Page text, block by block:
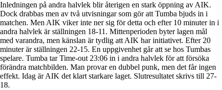
Inledningen på andra halvlek blir återigen en stark öppning av AIK.
Dock drabbas men av två utvisningar som gör att Tumba bjuds in i
matchen. Men AIK viker inte ner sig för detta och efter 10 minuter in i
andra halvlek är ställningen 18-11. Mittenperioden byter lagen mål
med varandra, men känslan är tydlig att AIK har initiativet. Efter 20
minuter är ställningen 22-15. En uppgivenhet går att se hos Tumbas
spelare. Tumba tar Time-out 23:06 in i andra halvlek för att försöka
förändra matchbilden. Man provar en dubbel punk, men det får ingen
effekt. Idag är AIK det klart starkare laget. Slutresultatet skrivs till 27-
18.